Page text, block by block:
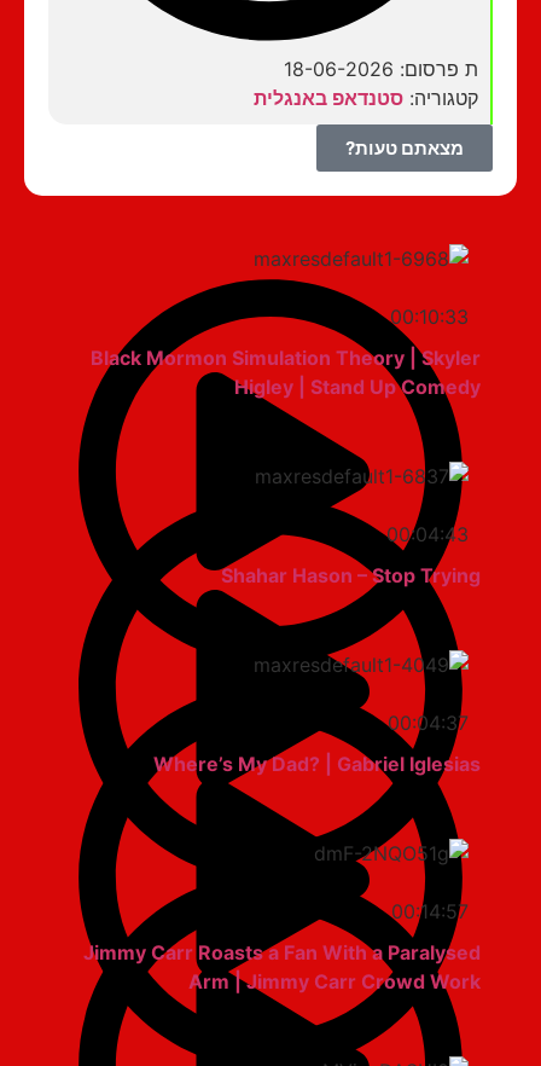
ת פרסום: 18-06-2026
קטגוריה:סטנדאפ באנגלית
מצאתם טעות?
00:10:33
Black Mormon Simulation Theory | Skyler
Higley | Stand Up Comedy
00:04:43
Shahar Hason – Stop Trying
00:04:37
Where’s My Dad? | Gabriel Iglesias
00:14:57
Jimmy Carr Roasts a Fan With a Paralysed
Arm | Jimmy Carr Crowd Work